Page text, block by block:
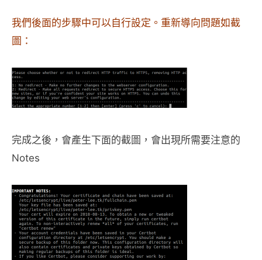
我們後面的步驟中可以自行設定。重新導向問題如截
圖：
完成之後，會產生下面的截圖，會出現所需要注意的
Notes